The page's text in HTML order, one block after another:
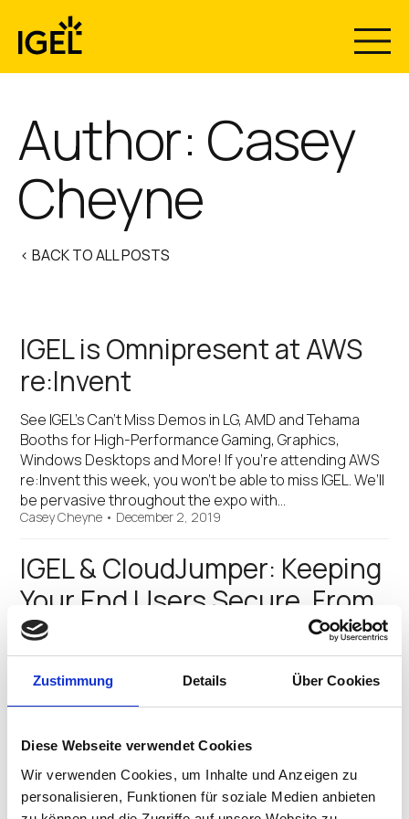
Zustimmung Details Über Cookies
Diese Webseite verwendet Cookies
Wir verwenden Cookies, um Inhalte und Anzeigen zu
personalisieren, Funktionen für soziale Medien anbieten
content
Author: Casey
Cheyne
< BACK TO ALL POSTS
IGEL is Omnipresent at AWS
re:Invent
See IGEL’s Can’t Miss Demos in LG, AMD and Tehama
Booths for High-Performance Gaming, Graphics,
Windows Desktops and More! If you’re attending AWS
re:Invent this week, you won’t be able to miss IGEL. We’ll
be pervasive throughout the expo with…
Casey Cheyne • December 2, 2019
IGEL & CloudJumper: Keeping
Your End Users Secure, From
Themselves
(A Guest Blog Post from Mike Walsh, VP Product
Strategy, CloudJumper) It’s Monday morning. You sit
down at your desk, open your laptop and prepare to
device boots up, you notice something’s…
Casey Cheyne• October 24, 2019